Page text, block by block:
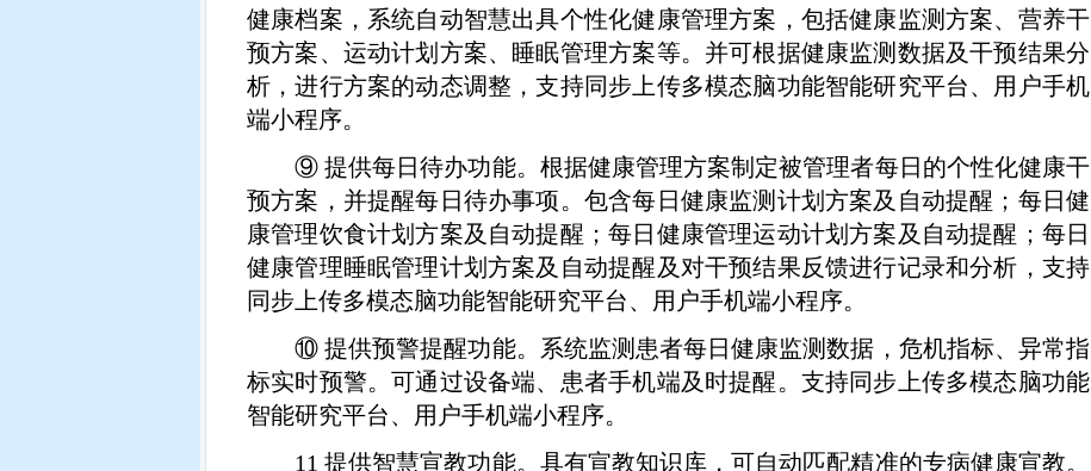
健康档案，系统自动智慧出具个性化健康管理方案，包括健康监测方案、营养干
预方案、运动计划方案、睡眠管理方案等。并可根据健康监测数据及干预结果分
析，进行方案的动态调整，支持同步上传多模态脑功能智能研究平台、用户手机
端小程序。
⑨提供每日待办功能。根据健康管理方案制定被管理者每日的个性化健康干
预方案，并提醒每日待办事项。包含每日健康监测计划方案及自动提醒；每日健
康管理饮食计划方案及自动提醒；每日健康管理运动计划方案及自动提醒；每日
健康管理睡眠管理计划方案及自动提醒及对干预结果反馈进行记录和分析，支持
同步上传多模态脑功能智能研究平台、用户手机端小程序。
⑩提供预警提醒功能。系统监测患者每日健康监测数据，危机指标、异常指
标实时预警。可通过设备端、患者手机端及时提醒。支持同步上传多模态脑功能
智能研究平台、用户手机端小程序。
11提供智慧宣教功能。具有宣教知识库，可自动匹配精准的专病健康宣教。